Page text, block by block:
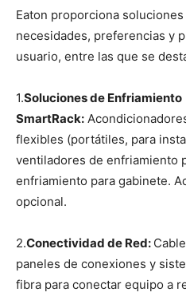
Eaton proporciona
necesidades, preferencias y
usuario, entre las que se
1.Soluciones de Enfriamiento
SmartRack:
flexibles (portátiles, para
ventiladores de enfriamiento
enfriamiento para gabinete.
opcional.
2.Conectividad de Red:
paneles de conexiones y
fibra para conectar equipo a